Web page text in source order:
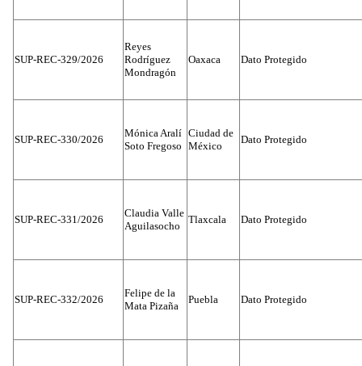
SUP-REC-329/2026
Reyes
Rodríguez
Mondragón
Oaxaca Dato Protegido
SUP-REC-330/2026
Mónica Aralí
Soto Fregoso
Ciudad de
México
Dato Protegido
SUP-REC-331/2026
Claudia Valle
Aguilasocho
Tlaxcala Dato Protegido
SUP-REC-332/2026
Felipe de la
Mata Pizaña
Puebla Dato Protegido